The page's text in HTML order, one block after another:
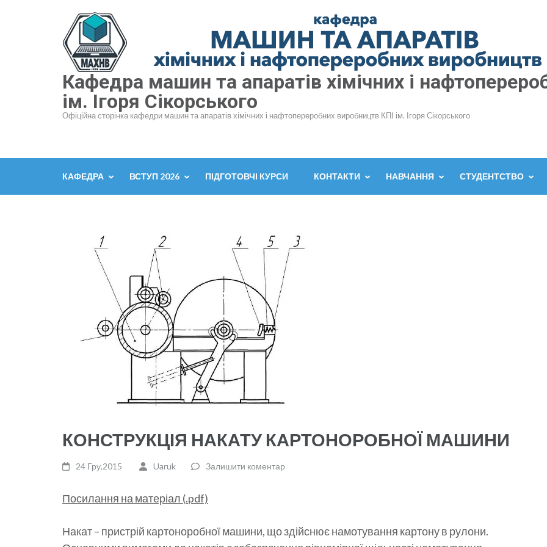
Кафедра машин та апаратів хімічних і
ім. Ігоря Сікорського
Офіційна сторінка кафедри машин та апаратів хімічних і нафтопереробних виробництв КПІ ім. Ігоря Сікорського
КАФЕДРА ВСТУП 2026 ПІДГОТОВЧІ КУРСИ КОНТАКТИ НАВЧАННЯ СТУДЕНТСТВО
КОНСТРУКЦІЯ НАКАТУ КАРТОНОРОБНОЇ МАШИНИ
24 Гру,2015 Uaruk Залишити коментар
Посилання на матеріал (.pdf)
Накат – пристрій картоноробної машини, що здійснює намотування картону в рулони.